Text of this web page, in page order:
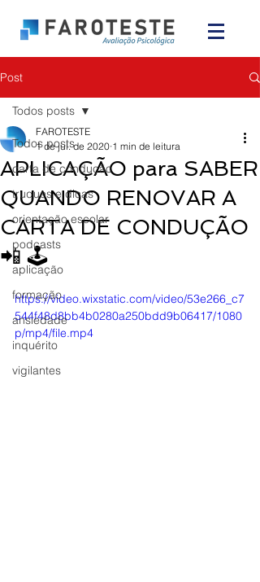
Post
Todos posts
carta de condução
truques e dicas
orientação escolar
podcasts
aplicação
formação
ansiedade
inquérito
vigilantes
Todos posts
APLICAÇÃO para SABER
QUANDO RENOVAR A
CARTA DE CONDUÇÃO
📲 🕹
FAROTESTE
1 de jul. de 2020 1 min de leitura
https://video.wixstatic.com/video/53e266_c7
544f48d8bb4b0280a250bdd9b06417/1080
p/mp4/file.mp4